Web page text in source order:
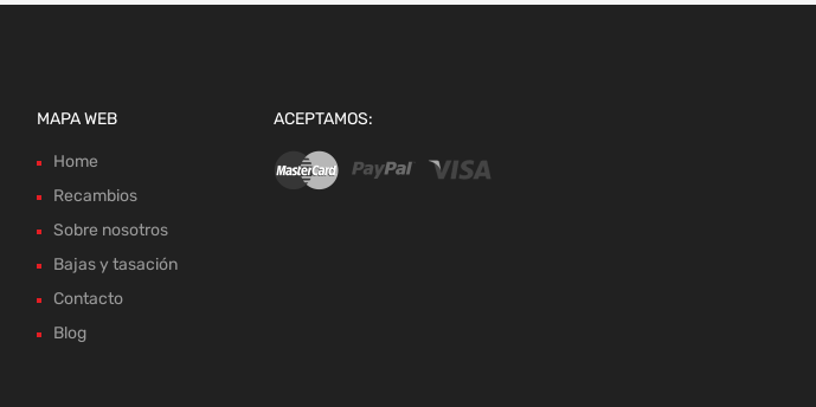
MAPA WEB
Home
Recambios
Sobre nosotros
Bajas y tasación
Contacto
Blog
ACEPTAMOS: